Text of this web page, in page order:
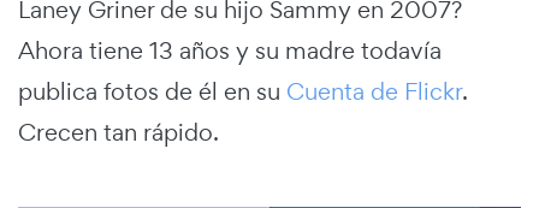
Laney Griner de su hijo Sammy en 2007?
Ahora tiene 13 años y su madre todavía
publica fotos de él en su Cuenta de Flickr.
Crecen tan rápido.